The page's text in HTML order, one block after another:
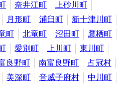
奈井江町
上砂川町
月形町 浦臼町
新十津川町
町 北竜町 沼田町
鷹栖町
愛別町 上川町
東川町
良野町 南富良野町
占冠村
美深町 音威子府村
中川町